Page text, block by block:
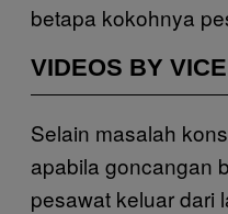
betapa kokohnya
VIDEOS BY VICE
Selain masalah
apabila goncangan
pesawat keluar dari